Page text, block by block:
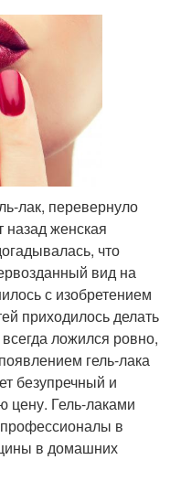
лак, перевернуло
назад женская
что
вид на
с изобретением
приходилось делать
ложился ровно,
гель-лака
безупречный и
цену. Гель-лаками
профессионалы в
в домашних